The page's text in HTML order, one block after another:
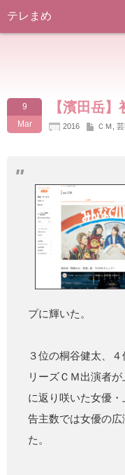
テレまめ
9
Mar
【濱田岳
2016 ＣＭ 芸
プに輝いた。
３位の桐谷健太、
リーズＣＭ出演者
に返り咲いた女優
告主数では女優の
た。